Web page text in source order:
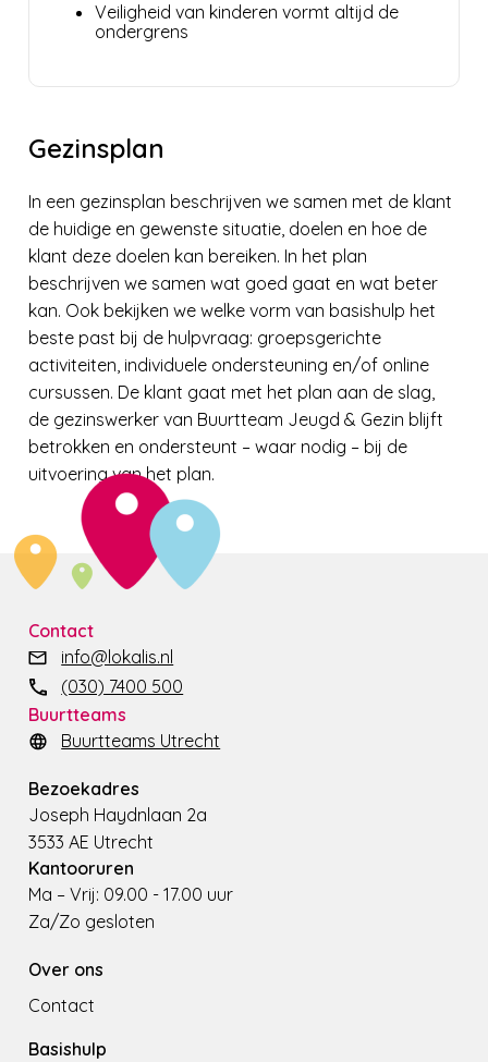
Veiligheid van kinderen vormt altijd de
ondergrens
Gezinsplan
In een gezinsplan beschrijven we samen met de klant
de huidige en gewenste situatie, doelen en hoe de
klant deze doelen kan bereiken. In het plan
beschrijven we samen wat goed gaat en wat beter
kan. Ook bekijken we welke vorm van basishulp het
beste past bij de hulpvraag: groepsgerichte
activiteiten, individuele ondersteuning en/of online
cursussen. De klant gaat met het plan aan de slag,
de gezinswerker van Buurtteam Jeugd & Gezin blijft
betrokken en ondersteunt – waar nodig – bij de
uitvoering van het plan.
Contact
info@lokalis.nl
(030) 7400 500
Buurtteams
Buurtteams Utrecht
Bezoekadres
Joseph Haydnlaan 2a
3533 AE Utrecht
Kantooruren
Ma – Vrij: 09.00 - 17.00 uur
Za/Zo gesloten
Over ons
Contact
Basishulp